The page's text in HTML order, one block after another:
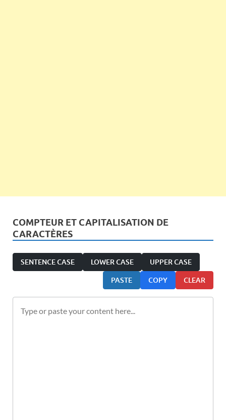
COMPTEUR ET CAPITALISATION DE
CARACTÈRES
SENTENCE CASE LOWER CASE UPPER CASE
PASTE COPY CLEAR